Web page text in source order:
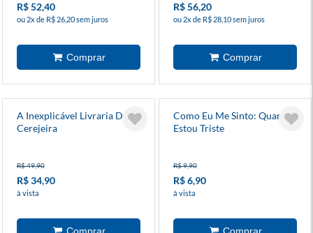
R$ 52,40
ou 2x de R$ 26,20 sem juros
R$ 56,20
ou 2x de R$ 28,10 sem juros
A Inexplicável Livraria Da
Cerejeira
R$ 49,90
R$ 34,90
à vista
Como Eu Me Sinto: Quando
Estou Triste
R$ 9,90
R$ 6,90
à vista